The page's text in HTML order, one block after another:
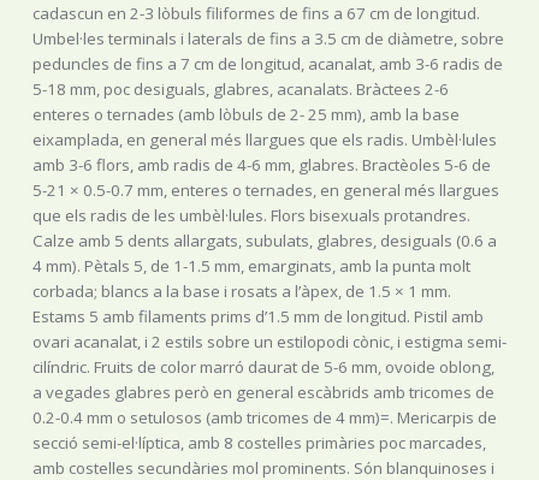
cadascun en 2-3 lòbuls filiformes de fins a 67 cm de longitud.
Umbel·les terminals i laterals de fins a 3.5 cm de diàmetre, sobre
peduncles de fins a 7 cm de longitud, acanalat, amb 3-6 radis de
5-18 mm, poc desiguals, glabres, acanalats. Bràctees 2-6
enteres o ternades (amb lòbuls de 2- 25 mm), amb la base
eixamplada, en general més llargues que els radis. Umbèl·lules
amb 3-6 flors, amb radis de 4-6 mm, glabres. Bractèoles 5-6 de
5-21 × 0.5-0.7 mm, enteres o ternades, en general més llargues
que els radis de les umbèl·lules. Flors bisexuals protandres.
Calze amb 5 dents allargats, subulats, glabres, desiguals (0.6 a
4 mm). Pètals 5, de 1-1.5 mm, emarginats, amb la punta molt
corbada; blancs a la base i rosats a l’àpex, de 1.5 × 1 mm.
Estams 5 amb filaments prims d’1.5 mm de longitud. Pistil amb
ovari acanalat, i 2 estils sobre un estilopodi cònic, i estigma semi-
cilíndric. Fruits de color marró daurat de 5-6 mm, ovoide oblong,
a vegades glabres però en general escàbrids amb tricomes de
0.2-0.4 mm o setulosos (amb tricomes de 4 mm)=. Mericarpis de
secció semi-el·líptica, amb 8 costelles primàries poc marcades,
amb costelles secundàries mol prominents. Són blanquinoses i